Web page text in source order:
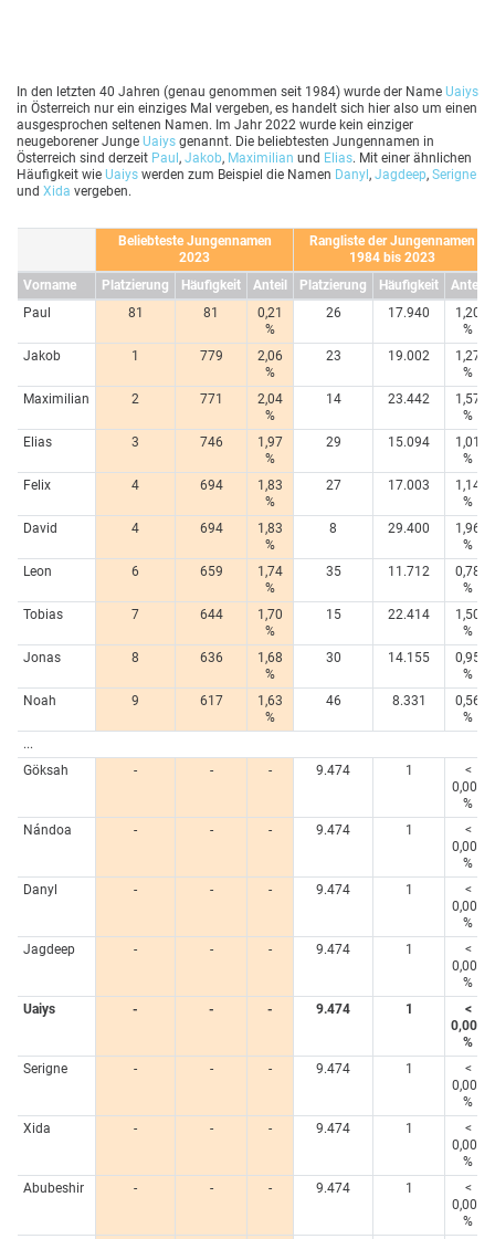
In den letzten 40 Jahren (genau genommen seit 1984) wurde der Name Uaiys
in Österreich nur ein einziges Mal vergeben, es handelt sich hier also um einen
ausgesprochen seltenen Namen. Im Jahr 2022 wurde kein einziger
neugeborener Junge Uaiys genannt. Die beliebtesten Jungennamen in
Österreich sind derzeit Paul , Jakob, Maximilian und Elias. Mit einer ähnlichen
Häufigkeit wie Uaiys werden zum Beispiel die Namen Danyl , Jagdeep, Serigne
und Xida vergeben.
Beliebteste Jungennamen
2023
Rangliste der Jungennamen
1984 bis 2023
Vorname
Platzierung Häufigkeit Anteil Platzierung Häufigkeit
Anteil
Paul
81 81
0,21
%
26 17.940
1,20
%
Jakob
1 779
2,06
%
23 19.002
1,27
%
Maximilian
2 771
2,04
%
14 23.442
1,57
%
Elias
3 746
1,97
%
29 15.094
1,01
%
Felix
4 694
1,83
%
27 17.003
1,14
%
David
4 694
1,83
%
8 29.400
1,96
%
Leon
6 659
1,74
%
35 11.712
0,78
%
Tobias
7 644
1,70
%
15 22.414
1,50
%
Jonas
8 636
1,68
%
30 14.155
0,95
%
Noah
9 617
1,63
%
46 8.331
0,56
%
...
Göksah
- - - 9.474 1
<
0,005
%
Nándoa
- - - 9.474 1
<
0,005
%
Danyl
- - - 9.474 1
<
0,005
%
Jagdeep
- - - 9.474 1
<
0,005
%
Uaiys
- - - 9.474 1
<
0,005
%
Serigne
- - - 9.474 1
<
0,005
%
Xida
- - - 9.474 1
<
0,005
%
Abubeshir
- - - 9.474 1
<
0,005
%